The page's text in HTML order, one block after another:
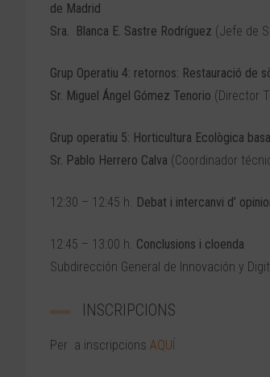
de Madrid
Sra. Blanca E. Sastre Rodríguez (Jefe de
Grup Operatiu 4: retornos: Restauració de
Sr. Miguel Ángel Gómez Tenorio (Director
Grup operatiu 5: Horticultura Ecològica
Sr. Pablo Herrero Calva (Coordinador
12:30 – 12:45 h. Debat i intercanvi d’
12:45 – 13:00 h. Conclusions i cloenda
Subdirección General de Innovación y
INSCRIPCIONS
Per a inscripcions AQUÍ